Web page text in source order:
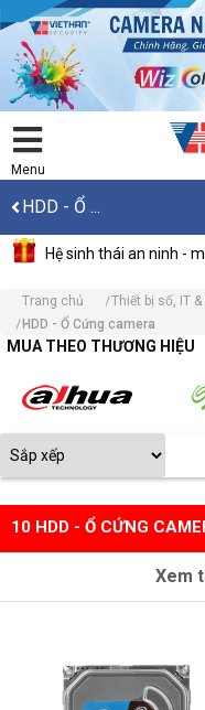
Menu
HDD - Ổ ...
Hệ sinh thái an ninh -
Trang chủ Thiết bị số, IT &
HDD - Ổ Cứng camera
MUA THEO THƯƠNG HIỆU
10 HDD - Ổ CỨNG
Xem